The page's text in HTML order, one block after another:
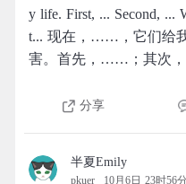
y life. First, ... Second, ...
t... 现在，……，它们给
害。首先，……；其次
分享
半夏Emily
pkuer 10月6日 23时56